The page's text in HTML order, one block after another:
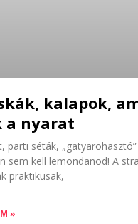
kalapok,
a nyarat
parti séták,
sem kell lemondanod! A
praktikusak,
»